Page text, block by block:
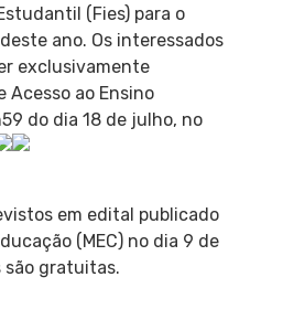
(Fies) para o
ano. Os interessados
exclusivamente
Acesso ao Ensino
do dia 18 de julho, no
em edital publicado
(MEC) no dia 9 de
são gratuitas.